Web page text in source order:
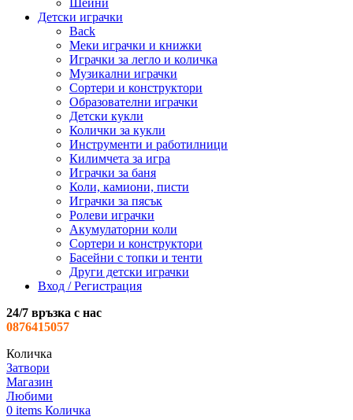
Шейни
Детски играчки
Back
Меки играчки и книжки
Играчки за легло и количка
Музикални играчки
Сортери и конструктори
Образователни играчки
Детски кукли
Колички за кукли
Инструменти и работилници
Килимчета за игра
Играчки за баня
Коли, камиони, писти
Играчки за пясък
Ролеви играчки
Акумулаторни коли
Сортери и конструктори
Басейни с топки и тенти
Други детски играчки
Вход / Регистрация
24/7 връзка с нас
0876415057
Количка
Затвори
Магазин
Любими
0 items Количка